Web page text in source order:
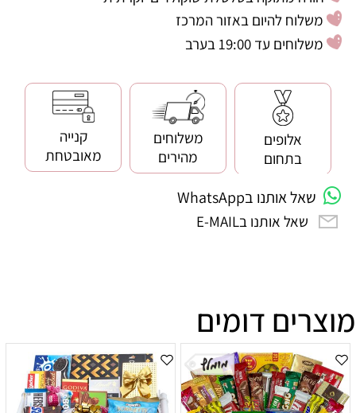
משלוח להיום באזור המרכז
משלוחים עד 19:00 בערב
אלופים
בתחום
משלוחים
מהירים
קנייה
מאובטחת
שאל אותנו בWhatsApp
שאל אותנו בE-MAIL
מוצרים דומים